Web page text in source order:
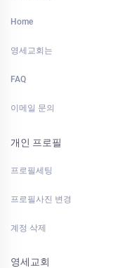
Home
영세교회는
FAQ
이메일 문의
개인 프로필
프로필세팅
프로필사진 변경
계정 삭제
영세교회